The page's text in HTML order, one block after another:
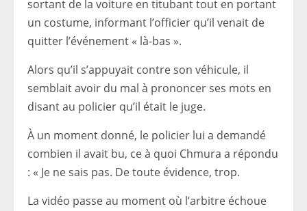
sortant de la voiture en titubant tout en portant
un costume, informant l’officier qu’il venait de
quitter l’événement « là-bas ».
Alors qu’il s’appuyait contre son véhicule, il
semblait avoir du mal à prononcer ses mots en
disant au policier qu’il était le juge.
À un moment donné, le policier lui a demandé
combien il avait bu, ce à quoi Chmura a répondu
: « Je ne sais pas. De toute évidence, trop.
La vidéo passe au moment où l’arbitre échoue